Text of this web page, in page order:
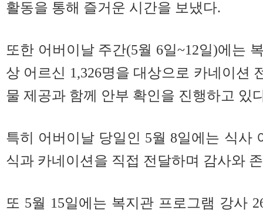
활동을 통해 즐거운 시간을 보냈다.
또한 어버이날 주간(5월 6일~12일)에는
상 어르신 1,326명을 대상으로 카네이션
물 제공과 함께 안부 확인을 진행하고 있
특히 어버이날 당일인 5월 8일에는 식사
식과 카네이션을 직접 전달하며 감사와
또 5월 15일에는 복지관 프로그램 강사